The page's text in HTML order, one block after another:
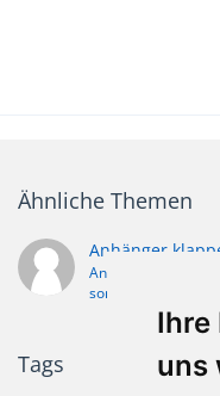
Ihre
uns
Ähnliche Themen
Anhänger
Anhänger123
sonstige Ersatzteil-
Tags